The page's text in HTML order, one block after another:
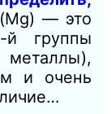
— это
й группы
и очень